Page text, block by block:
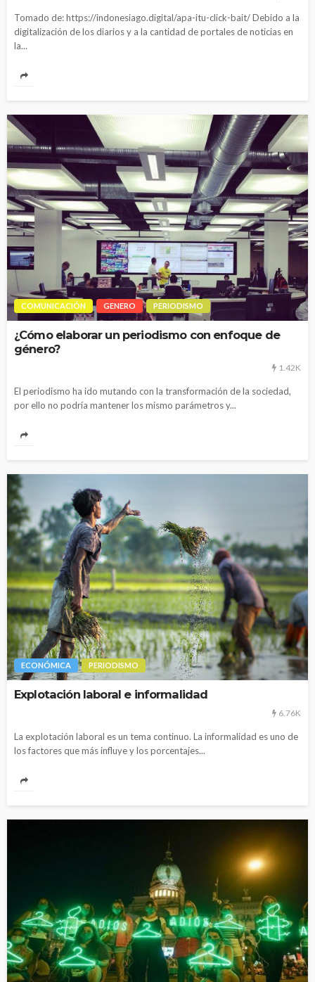
Tomado de: https://indonesiago.digital/apa-itu-click-bait/ Debido a la
digitalización de los diarios y a la cantidad de portales de noticias en
la...
COMUNICACIÓN GENERO PERIODISMO
¿Cómo elaborar un periodismo con enfoque de
género?
1.42K
El periodismo ha ido mutando con la transformación de la sociedad,
por ello no podría mantener los mismo parámetros y...
ECONÓMICA PERIODISMO
Explotación laboral e informalidad
6.76K
La explotación laboral es un tema continuo. La informalidad es uno de
los factores que más influye y los porcentajes...